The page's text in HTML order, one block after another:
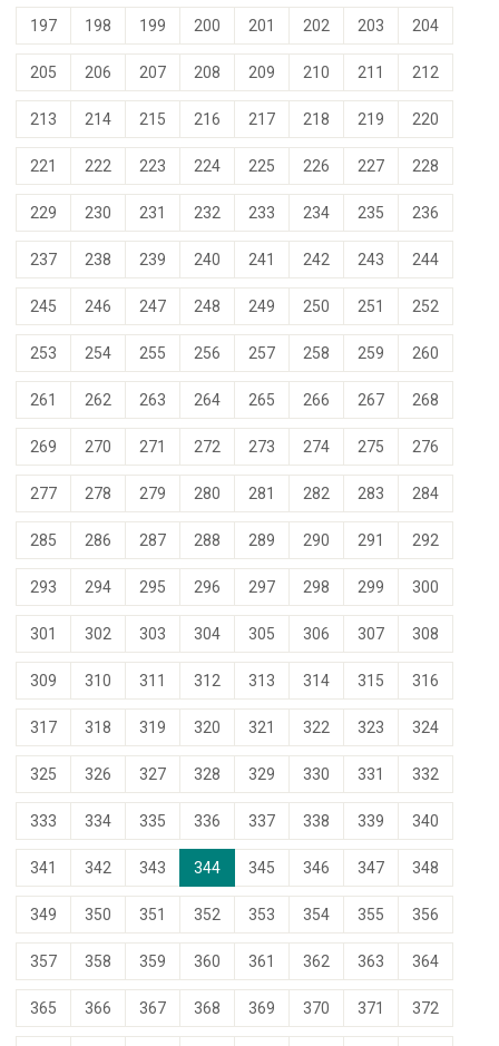
197 198 199 200 201 202 203 204
205 206 207 208 209 210 211 212
213 214 215 216 217 218 219 220
221 222 223 224 225 226 227 228
229 230 231 232 233 234 235 236
237 238 239 240 241 242 243 244
245 246 247 248 249 250 251 252
253 254 255 256 257 258 259 260
261 262 263 264 265 266 267 268
269 270 271 272 273 274 275 276
277 278 279 280 281 282 283 284
285 286 287 288 289 290 291 292
293 294 295 296 297 298 299 300
301 302 303 304 305 306 307 308
309 310 311 312 313 314 315 316
317 318 319 320 321 322 323 324
325 326 327 328 329 330 331 332
333 334 335 336 337 338 339 340
341 342 343 344 345 346 347 348
349 350 351 352 353 354 355 356
357 358 359 360 361 362 363 364
365 366 367 368 369 370 371 372